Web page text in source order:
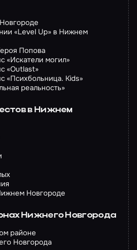
«Level Up» в Нижнем
Попова
«Искатели могил»
«Outlast»
«Психбольница. Kids»
реальность»
в Нижнем
Новгороде
Нижнего Новгорода
районе
Новгорода